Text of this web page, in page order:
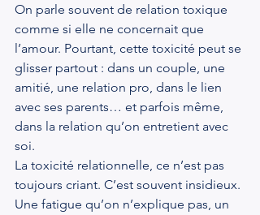
On parle souvent de relation toxique
comme si elle ne concernait que
l’amour. Pourtant, cette toxicité peut se
glisser partout : dans un couple, une
amitié, une relation pro, dans le lien
avec ses parents… et parfois même,
dans la relation qu’on entretient avec
soi.
La toxicité relationnelle, ce n’est pas
toujours criant. C’est souvent insidieux.
Une fatigue qu’on n’explique pas, un